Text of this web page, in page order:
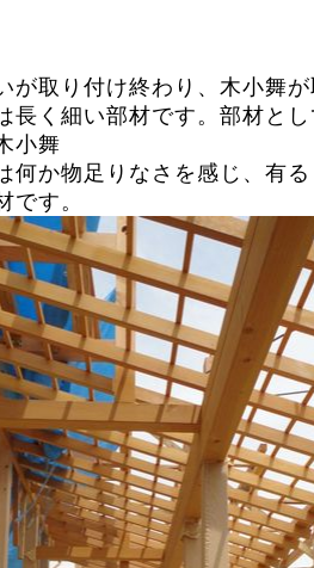
が取り付け終わり、木小舞
長く細い部材です。部材と
小舞
何か物足りなさを感じ、有
です。